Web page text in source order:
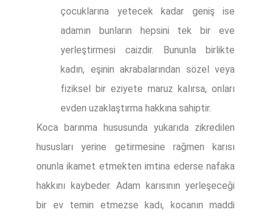
çocuklarına yetecek kadar geniş ise
adamın bunların hepsini tek bir eve
yerleştirmesi caizdir. Bununla birlikte
kadın, eşinin akrabalarından sözel veya
fiziksel bir eziyete maruz kalırsa, onları
evden uzaklaştırma hakkına sahiptir.
Koca barınma hususunda yukarıda zikredilen
hususları yerine getirmesine rağmen karısı
onunla ikamet etmekten imtina ederse nafaka
hakkını kaybeder. Adam karısının yerleşeceği
bir ev temin etmezse kadı, kocanın maddi